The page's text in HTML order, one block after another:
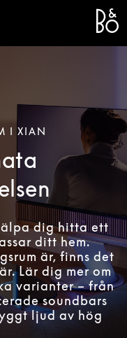
I XIAN
dig hitta ett
ditt hem.
är, finns det
Lär dig mer om
varianter – från
soundbars
ljud av hög